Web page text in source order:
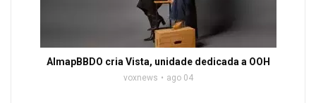
AlmapBBDO cria Vista, unidade dedicada a OOH
voxnews ago 04